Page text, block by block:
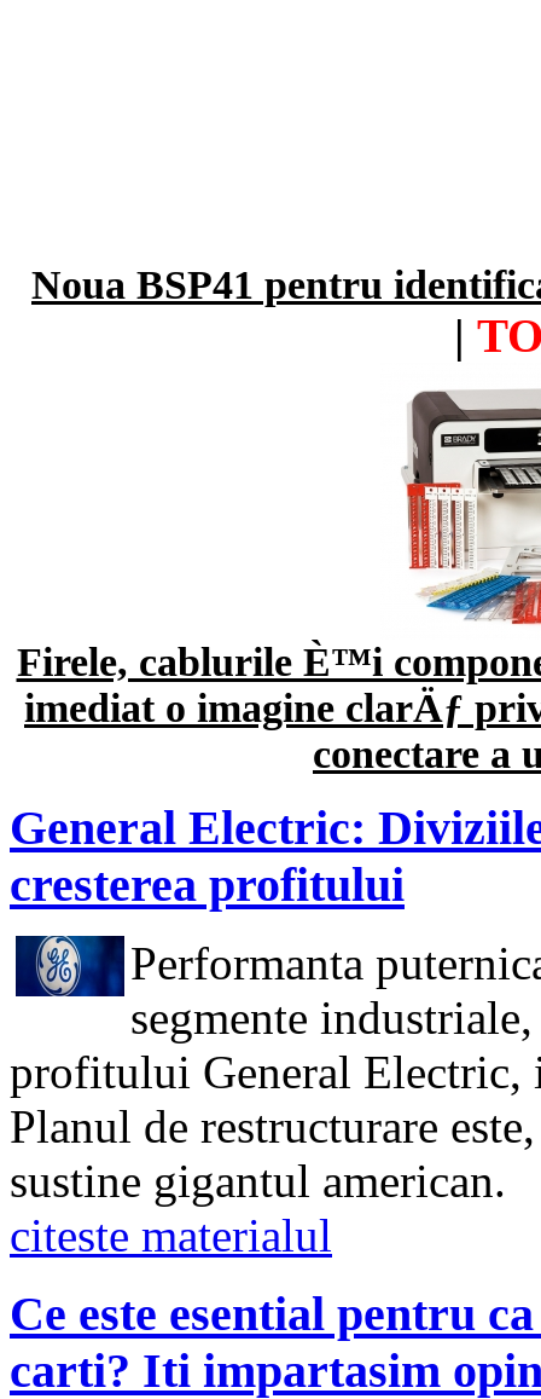
Noua BSP41 pentru
|
Firele, cablurile È™i
imediat o imagine clarÄƒ
conectare a
General Electric:
cresterea profitului
Performanta
segmente
profitului General Electric,
Planul de restructurare
sustine gigantul american.
citeste materialul
Ce este esential pentru
carti? Iti impartasim